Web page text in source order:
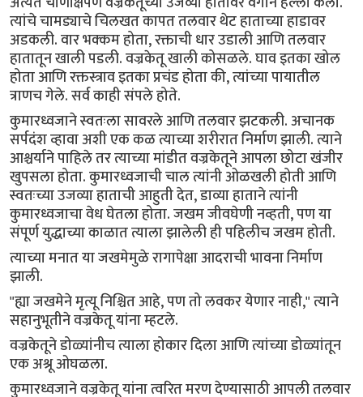
त्यांचे चामड्याचे चिलखत कापत तलवार थेट हाताच्या हाडावर
अडकली. वार भक्कम होता, रक्ताची धार उडाली आणि तलवार
हातातून खाली पडली. वज्रकेतू खाली कोसळले. घाव इतका खोल
होता आणि रक्तस्त्राव इतका प्रचंड होता की, त्यांच्या पायातील
त्राणच गेले. सर्व काही संपले होते.
कुमारध्वजाने स्वतःला सावरले आणि तलवार झटकली. अचानक
सर्पदंश व्हावा अशी एक कळ त्याच्या शरीरात निर्माण झाली. त्याने
आश्चर्याने पाहिले तर त्याच्या मांडीत वज्रकेतूने आपला छोटा खंजीर
खुपसला होता. कुमारध्वजाची चाल त्यांनी ओळखली होती आणि
स्वतःच्या उजव्या हाताची आहुती देत, डाव्या हाताने त्यांनी
कुमारध्वजाचा वेध घेतला होता. जखम जीवघेणी नव्हती, पण या
संपूर्ण युद्धाच्या काळात त्याला झालेली ही पहिलीच जखम होती.
त्याच्या मनात या जखमेमुळे रागापेक्षा आदराची भावना निर्माण
झाली.
"ह्या जखमेने मृत्यू निश्चित आहे, पण तो लवकर येणार नाही," त्याने
सहानुभूतीने वज्रकेतू यांना म्हटले.
वज्रकेतूने डोळ्यांनीच त्याला होकार दिला आणि त्यांच्या डोळ्यांतून
एक अश्रू ओघळला.
कुमारध्वजाने वज्रकेतू यांना त्वरित मरण देण्यासाठी आपली तलवार